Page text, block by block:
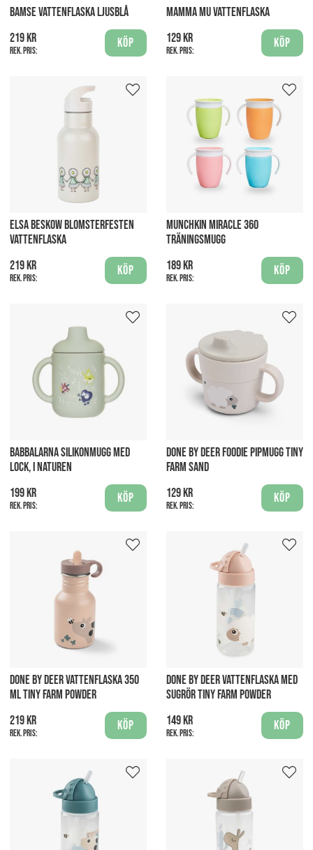
BAMSE VATTENFLASKA LJUSBLÅ
219 kr
Rek. pris:
Köp
MAMMA MU VATTENFLASKA
129 kr
Rek. pris:
Köp
ELSA BESKOW BLOMSTERFESTEN
VATTENFLASKA
219 kr
Rek. pris:
Köp
MUNCHKIN MIRACLE 360
TRÄNINGSMUGG
189 kr
Rek. pris:
Köp
BABBALARNA SILIKONMUGG MED
LOCK, I NATUREN
199 kr
Rek. pris:
Köp
DONE BY DEER FOODIE PIPMUGG TINY
FARM SAND
129 kr
Rek. pris:
Köp
DONE BY DEER VATTENFLASKA 350
ML TINY FARM POWDER
219 kr
Rek. pris:
Köp
DONE BY DEER VATTENFLASKA MED
SUGRÖR TINY FARM POWDER
149 kr
Rek. pris:
Köp